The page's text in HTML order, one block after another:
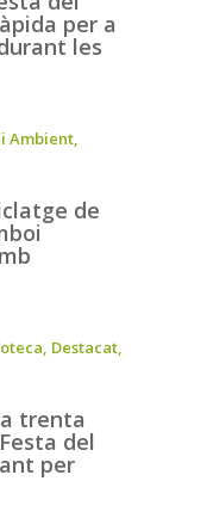
per a
les
Ambient,
de
, Destacat,
trenta
del
per